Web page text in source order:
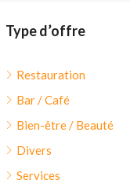
Type d’offre
Restauration
Bar / Café
Bien-être / Beauté
Divers
Services